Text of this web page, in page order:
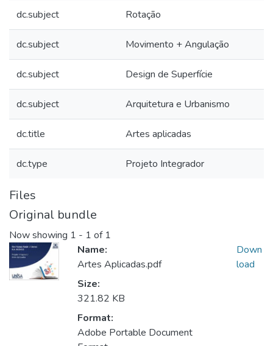
dc.subject Rotação
dc.subject Movimento + Angulação
dc.subject Design de Superfície
dc.subject Arquitetura e Urbanismo
dc.title Artes aplicadas
dc.type Projeto Integrador
Files
Original bundle
Now showing 1 - 1 of 1
Name:
Artes Aplicadas.pdf
Size:
321.82 KB
Format:
Adobe Portable Document
Down
load